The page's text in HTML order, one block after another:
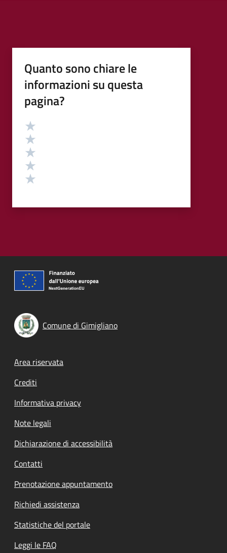
Quanto sono chiare le
informazioni su questa
pagina?
Valutazione
Comune di Gimigliano
Footer menu
Area riservata
Crediti
Informativa privacy
Note legali
Dichiarazione di accessibilità
Contatti
Prenotazione appuntamento
Richiedi assistenza
Statistiche del portale
Leggi le FAQ